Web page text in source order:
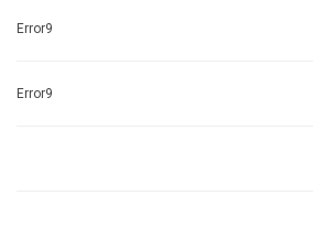
Error9
Error9